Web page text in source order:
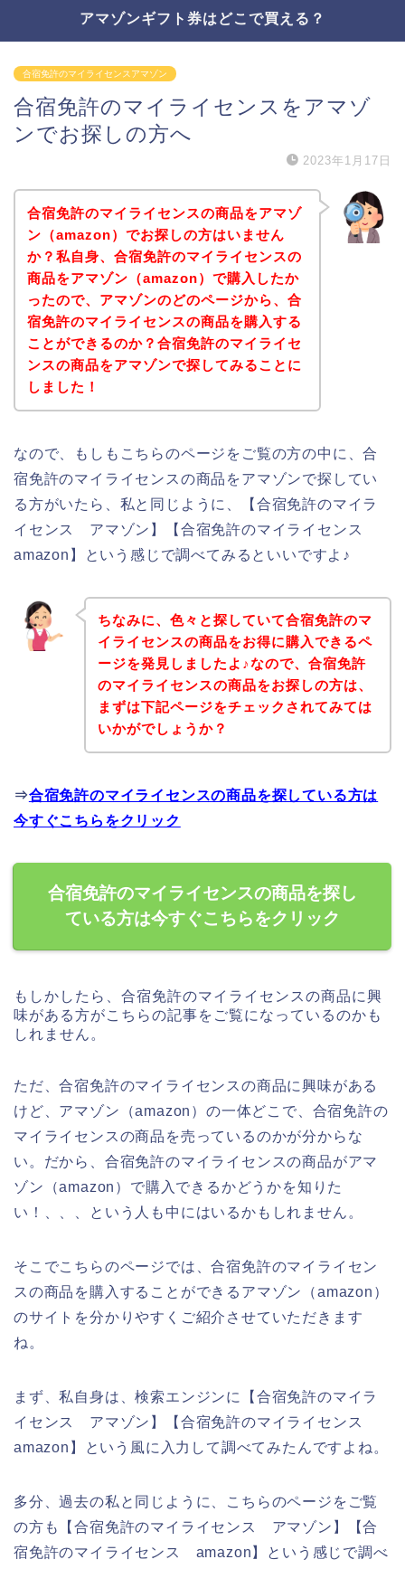
アマゾンギフト券はどこで買える？
合宿免許のマイライセンスアマゾン
合宿免許のマイライセンスをアマゾ
ンでお探しの方へ
2023年1月17日
合宿免許のマイライセンスの商品をアマゾ
ン（amazon）でお探しの方はいません
か？私自身、合宿免許のマイライセンスの
商品をアマゾン（amazon）で購入したか
ったので、アマゾンのどのページから、合
宿免許のマイライセンスの商品を購入する
ことができるのか？合宿免許のマイライセ
ンスの商品をアマゾンで探してみることに
しました！
なので、もしもこちらのページをご覧の方の中に、合
宿免許のマイライセンスの商品をアマゾンで探してい
る方がいたら、私と同じように、【合宿免許のマイラ
イセンス アマゾン】【合宿免許のマイライセンス
amazon】という感じで調べてみるといいですよ♪
ちなみに、色々と探していて合宿免許のマ
イライセンスの商品をお得に購入できるペ
ージを発見しましたよ♪なので、合宿免許
のマイライセンスの商品をお探しの方は、
まずは下記ページをチェックされてみては
いかがでしょうか？
⇒合宿免許のマイライセンスの商品を探している方は
今すぐこちらをクリック
合宿免許のマイライセンスの商品を探し
ている方は今すぐこちらをクリック
もしかしたら、合宿免許のマイライセンスの商品に興
味がある方がこちらの記事をご覧になっているのかも
しれません。
ただ、合宿免許のマイライセンスの商品に興味がある
けど、アマゾン（amazon）の一体どこで、合宿免許の
マイライセンスの商品を売っているのかが分からな
い。だから、合宿免許のマイライセンスの商品がアマ
ゾン（amazon）で購入できるかどうかを知りた
い！、、、という人も中にはいるかもしれません。
そこでこちらのページでは、合宿免許のマイライセン
スの商品を購入することができるアマゾン（amazon）
のサイトを分かりやすくご紹介させていただきます
ね。
まず、私自身は、検索エンジンに【合宿免許のマイラ
イセンス アマゾン】【合宿免許のマイライセンス
amazon】という風に入力して調べてみたんですよね。
多分、過去の私と同じように、こちらのページをご覧
の方も【合宿免許のマイライセンス アマゾン】【合
宿免許のマイライセンス amazon】という感じで調べ